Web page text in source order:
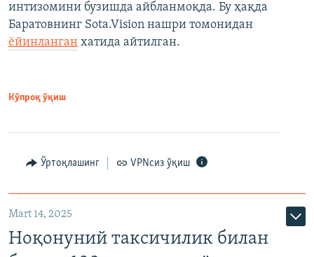
интизомини бузишда айбланмоқда. Бу ҳақда
Баратовнинг Sota.Vision нашри томонидан
ёйинланган хатида айтилган.
Кўпроқ ўқиш
Ўртоқлашинг VPNсиз ўқиш
Mart 14, 2025
Ноқонуний таксичилик билан